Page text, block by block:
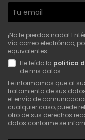
¡No te pierdas nada!
vía correo electrónico,
equivalentes
He leído la política
de mis datos
Le informamos que al
tratamiento de sus
el envío de
cualquier caso, puede
otro de sus derechos
datos conforme se